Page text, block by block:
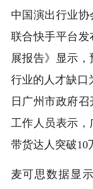
中国演出行业
联合快手平台
展报告》显示
行业的人才缺口
日广州市政府
工作人员表示，
带货达人突破10
麦可思数据显示